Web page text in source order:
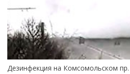
Дезинфекция на Комсомольском пр.